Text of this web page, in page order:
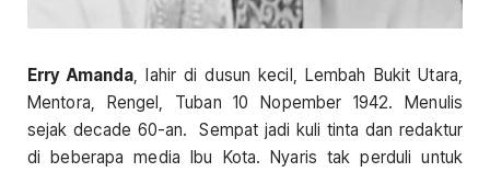
Erry Amanda , lahir di dusun kecil, Lembah Bukit Utara,
Mentora, Rengel, Tuban 10 Nopember 1942. Menulis
sejak decade 60-an. Sempat jadi kuli tinta dan redaktur
di beberapa media Ibu Kota. Nyaris tak perduli untuk